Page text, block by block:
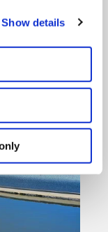
Show details
Lacke